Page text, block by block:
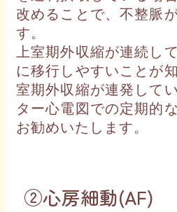
改めることで、不整脈
す。
上室期外収縮が連続し
に移行しやすいことが
室期外収縮が連発して
ター心電図での定期的
お勧めいたします。
②心房細動(AF)